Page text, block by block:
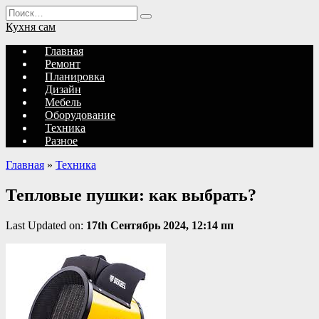
Перейти
к
содержанию
Search
for:
Кухня сам
Главная
Ремонт
Планировка
Дизайн
Мебель
Оборудование
Техника
Разное
Главная » Техника
Тепловые пушки: как выбрать?
Last Updated on: 17th Сентябрь 2024, 12:14 пп